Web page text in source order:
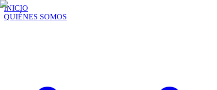
INICIO
QUIÉNES SOMOS